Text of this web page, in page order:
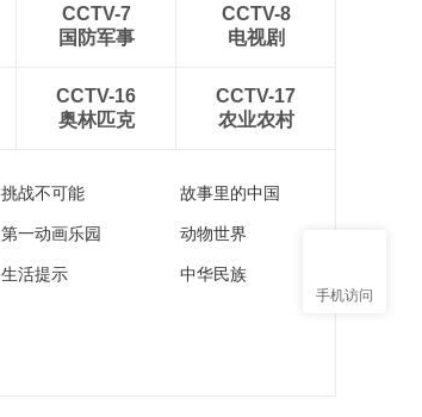
手机访问
CCTV-7
国防军事
CCTV-8
电视剧
CCTV-16
奥林匹克
CCTV-17
农业农村
挑战不可能 故事里的中国
第一动画乐园 动物世界
生活提示 中华民族